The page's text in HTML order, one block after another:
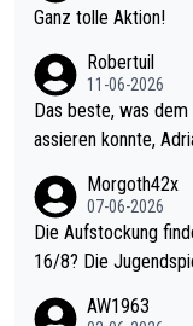
h krasser wie ein Pokalspiel eines Kreisligisten vs einem Bund
Ganz tolle Aktion!
Robertuil
11-06-2026
Das beste, was
assieren konnte,
Morgoth42x
07-06-2026
Die Aufstockung
16/8? Die Jugendspiele waren letztes Jahr durchaus sehr kurz
Allerdings ist Mitchell Lawrie als Nummer 1
AW1963